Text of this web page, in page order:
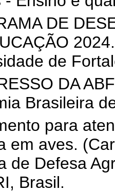
DE
de
DA
Brasileira
para
em aves.
de Defesa
Brasil.